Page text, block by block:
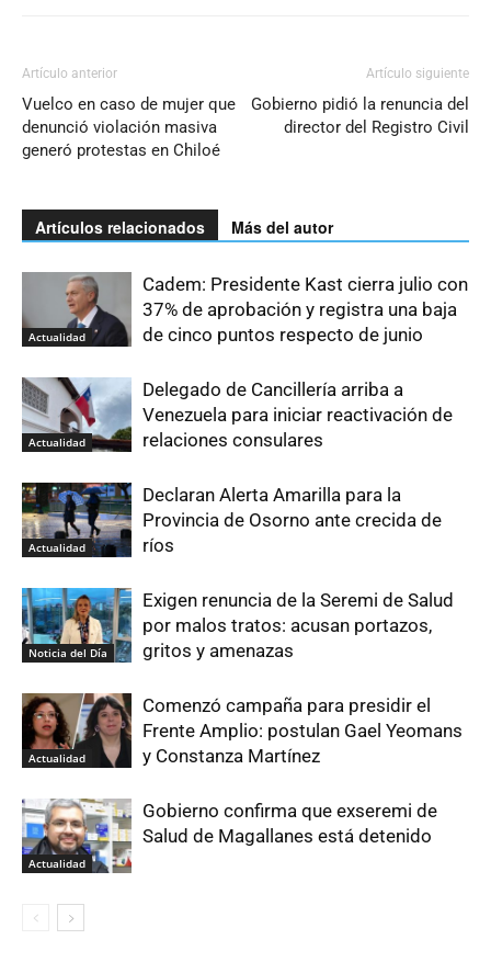
Artículo anterior
Vuelco en caso de mujer que
denunció violación masiva
generó protestas en Chiloé
Artículo siguiente
Gobierno pidió la renuncia del
director del Registro Civil
Artículos relacionados Más del autor
Actualidad
Cadem: Presidente Kast cierra julio con
37% de aprobación y registra una baja
de cinco puntos respecto de junio
Actualidad
Delegado de Cancillería arriba a
Venezuela para iniciar reactivación de
relaciones consulares
Actualidad
Declaran Alerta Amarilla para la
Provincia de Osorno ante crecida de
ríos
Noticia del Día
Exigen renuncia de la Seremi de Salud
por malos tratos: acusan portazos,
gritos y amenazas
Actualidad
Comenzó campaña para presidir el
Frente Amplio: postulan Gael Yeomans
y Constanza Martínez
Actualidad
Gobierno confirma que exseremi de
Salud de Magallanes está detenido